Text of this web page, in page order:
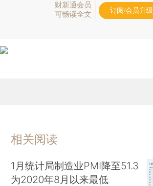
财新通会员
可畅读全文
订阅/会员升级
相关阅读
1月统计局制造业PMI降至51.3
为2020年8月以来最低